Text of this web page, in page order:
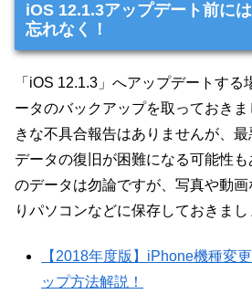
iOS 12.1.3アップデート前に
忘れなく！
「iOS 12.1.3」へアップデートす
ータのバックアップを取っておき
きな不具合報告はありませんが、
データの復旧が困難になる可能性
のデータは勿論ですが、写真や動
りパソコンなどに保存しておきまし
【2018年度版】iPhone機種変
ップ方法解説！